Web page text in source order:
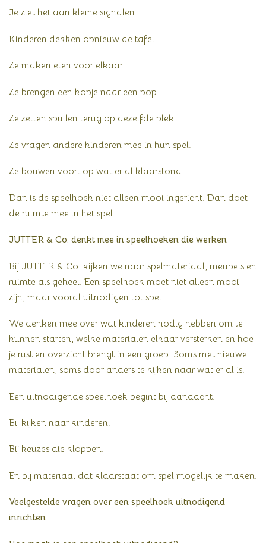
Je ziet het aan kleine signalen.
Kinderen dekken opnieuw de tafel.
Ze maken eten voor elkaar.
Ze brengen een kopje naar een pop.
Ze zetten spullen terug op dezelfde plek.
Ze vragen andere kinderen mee in hun spel.
Ze bouwen voort op wat er al klaarstond.
Dan is de speelhoek niet alleen mooi ingericht. Dan doet
de ruimte mee in het spel.
JUTTER & Co. denkt mee in speelhoeken die werken
Bij JUTTER & Co. kijken we naar spelmateriaal, meubels en
ruimte als geheel. Een speelhoek moet niet alleen mooi
zijn, maar vooral uitnodigen tot spel.
We denken mee over wat kinderen nodig hebben om te
kunnen starten, welke materialen elkaar versterken en hoe
je rust en overzicht brengt in een groep. Soms met nieuwe
materialen, soms door anders te kijken naar wat er al is.
Een uitnodigende speelhoek begint bij aandacht.
Bij kijken naar kinderen.
Bij keuzes die kloppen.
En bij materiaal dat klaarstaat om spel mogelijk te maken.
Veelgestelde vragen over een speelhoek uitnodigend
inrichten